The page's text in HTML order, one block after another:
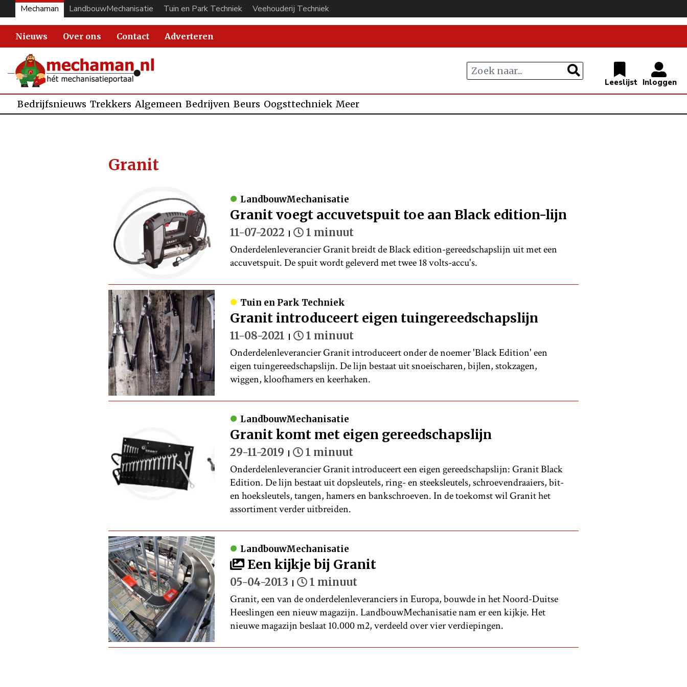
Mechaman LandbouwMechanisatie Tuin en Park Techniek Veehouderij Techniek
Nieuws Over ons Contact Adverteren
Bedrijfsnieuws Trekkers Algemeen Bedrijven Beurs Oogsttechniek Meer
Granit
LandbouwMechanisatie
Granit voegt accuvetspuit toe aan Black edition-lijn
11-07-2022 1 minuut
Onderdelenleverancier Granit breidt de Black edition-gereedschapslijn uit met een
accuvetspuit. De spuit wordt geleverd met twee 18 volts-accu's.
Tuin en Park Techniek
Granit introduceert eigen tuingereedschapslijn
11-08-2021 1 minuut
Onderdelenleverancier Granit introduceert onder de noemer 'Black Edition' een
eigen tuingereedschapslijn. De lijn bestaat uit snoeischaren, bijlen, stokzagen,
wiggen, kloofhamers en keerhaken.
LandbouwMechanisatie
Granit komt met eigen gereedschapslijn
29-11-2019 1 minuut
Onderdelenleverancier Granit introduceert een eigen gereedschapslijn: Granit Black
Edition. De lijn bestaat uit dopsleutels, ring- en steeksleutels, schroevendraaiers, bit-
en hoeksleutels, tangen, hamers en bankschroeven. In de toekomst wil Granit het
assortiment verder uitbreiden.
LandbouwMechanisatie
Een kijkje bij Granit
05-04-2013 1 minuut
Granit, een van de onderdelenleveranciers in Europa, bouwde in het Noord-Duitse
Heeslingen een nieuw magazijn. Landbouw­Mechanisatie nam er een kijkje. Het
nieuwe magazijn beslaat 10.000 m2, verdeeld­ over vier verdiepingen.